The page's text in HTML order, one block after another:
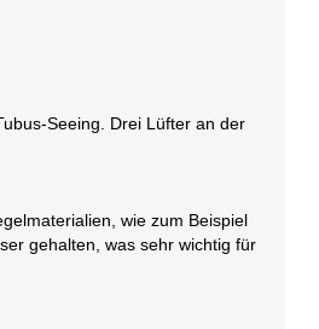
Seeing. Drei Lüfter an der
wie zum Beispiel
gehalten, was sehr wichtig für